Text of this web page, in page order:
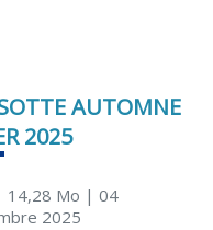
AUTOMNE
2025
Mo | 04
2025